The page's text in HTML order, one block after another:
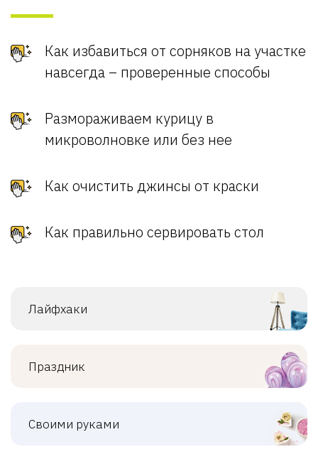
Как избавиться от сорняков на участке
навсегда – проверенные способы
Размораживаем курицу в
микроволновке или без нее
Как очистить джинсы от краски
Как правильно сервировать стол
Лайфхаки
Праздник
Своими руками